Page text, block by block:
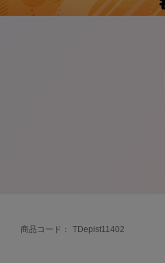
商品コード TDepist11402